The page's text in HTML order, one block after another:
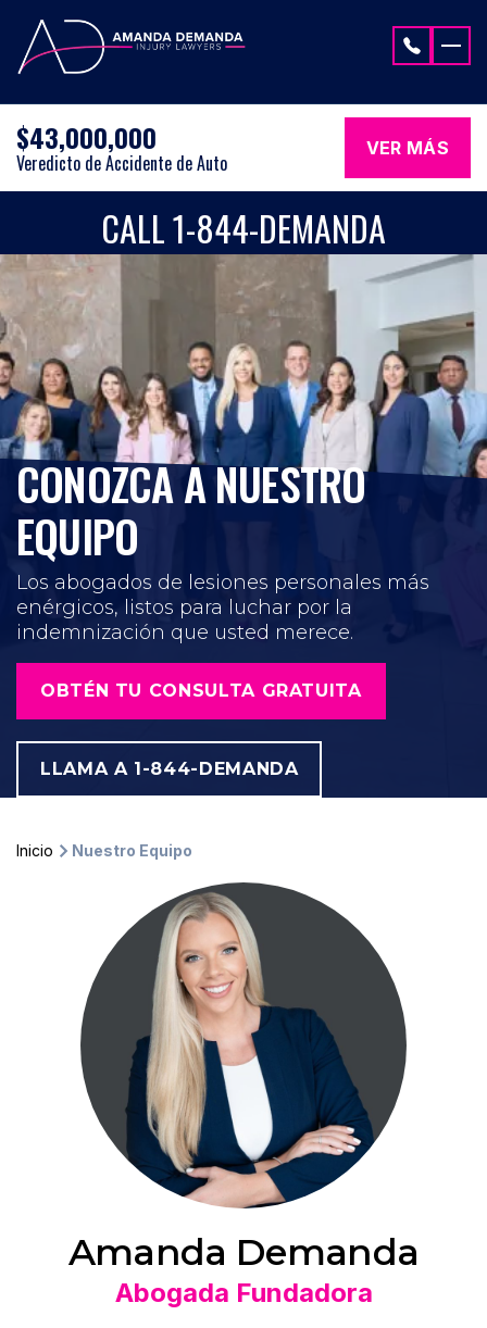
$43,000,000
Veredicto de Accidente de Auto
VER MÁS
CALL 1-844-DEMANDA
CONOZCA A NUESTRO
EQUIPO
Los abogados de lesiones personales más
enérgicos, listos para luchar por la
indemnización que usted merece.
OBTÉN TU CONSULTA GRATUITA
LLAMA A 1-844-DEMANDA
Inicio Nuestro Equipo
Amanda Demanda
Abogada Fundadora